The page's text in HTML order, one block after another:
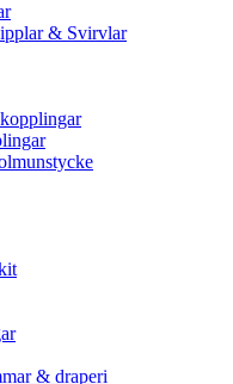
& Svirvlar
& draperi